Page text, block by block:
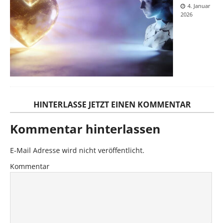
4. Januar
2026
HINTERLASSE JETZT EINEN KOMMENTAR
Kommentar hinterlassen
E-Mail Adresse wird nicht veröffentlicht.
Kommentar